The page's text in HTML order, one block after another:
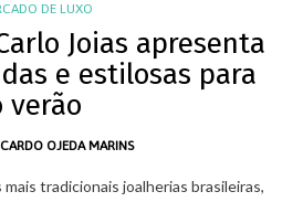
DE LUXO
Joias apresenta
e estilosas para
verão
OJEDA MARINS
mais tradicionais joalherias brasileiras,